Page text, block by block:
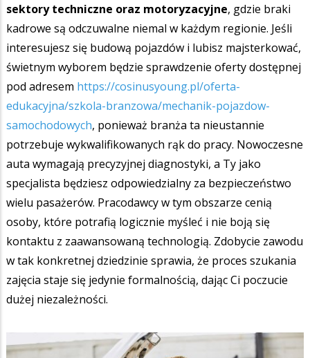
sektory techniczne oraz motoryzacyjne, gdzie braki
kadrowe są odczuwalne niemal w każdym regionie. Jeśli
interesujesz się budową pojazdów i lubisz majsterkować,
świetnym wyborem będzie sprawdzenie oferty dostępnej
pod adresem https://cosinusyoung.pl/oferta-
edukacyjna/szkola-branzowa/mechanik-pojazdow-
samochodowych, ponieważ branża ta nieustannie
potrzebuje wykwalifikowanych rąk do pracy. Nowoczesne
auta wymagają precyzyjnej diagnostyki, a Ty jako
specjalista będziesz odpowiedzialny za bezpieczeństwo
wielu pasażerów. Pracodawcy w tym obszarze cenią
osoby, które potrafią logicznie myśleć i nie boją się
kontaktu z zaawansowaną technologią. Zdobycie zawodu
w tak konkretnej dziedzinie sprawia, że proces szukania
zajęcia staje się jedynie formalnością, dając Ci poczucie
dużej niezależności.